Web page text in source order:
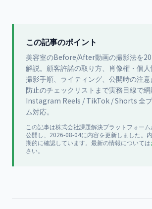
この記事のポイント
美容室のBefore/After動画の撮影法を
解説。顧客許諾の取り方、肖像権・個人
撮影手順、ライティング、公開時の注
防止のチェックリストまで実務目線で網
Instagram Reels / TikTok / Shorts 全
ム対応。
この記事は株式会社課題解決プラットフォーム
公開し、2026-08-04に内容を更新しました。
期的に確認しています。最新の情報については
さい。